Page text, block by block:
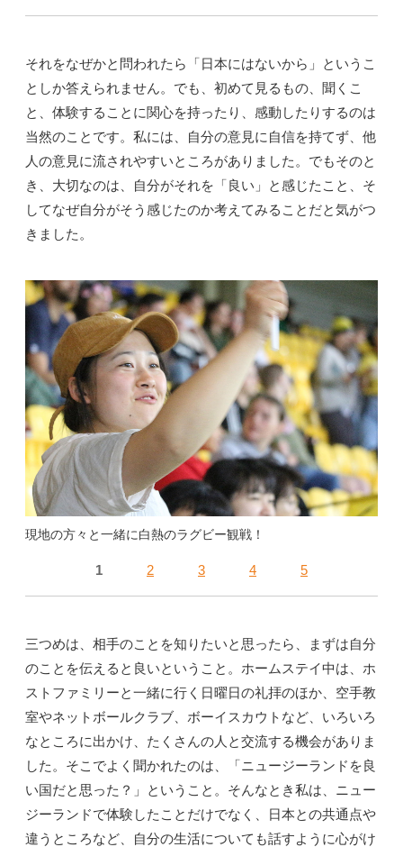
それをなぜかと問われたら「日本にはないから」というこ
としか答えられません。でも、初めて見るもの、聞くこ
と、体験することに関心を持ったり、感動したりするのは
当然のことです。私には、自分の意見に自信を持てず、他
人の意見に流されやすいところがありました。でもそのと
き、大切なのは、自分がそれを「良い」と感じたこと、そ
してなぜ自分がそう感じたのか考えてみることだと気がつ
きました。
現地の方々と一緒に白熱のラグビー観戦！
1 2 3 4 5
三つめは、相手のことを知りたいと思ったら、まずは自分
のことを伝えると良いということ。ホームステイ中は、ホ
ストファミリーと一緒に行く日曜日の礼拝のほか、空手教
室やネットボールクラブ、ボーイスカウトなど、いろいろ
なところに出かけ、たくさんの人と交流する機会がありま
した。そこでよく聞かれたのは、「ニュージーランドを良
い国だと思った？」ということ。そんなとき私は、ニュー
ジーランドで体験したことだけでなく、日本との共通点や
違うところなど、自分の生活についても話すように心がけ